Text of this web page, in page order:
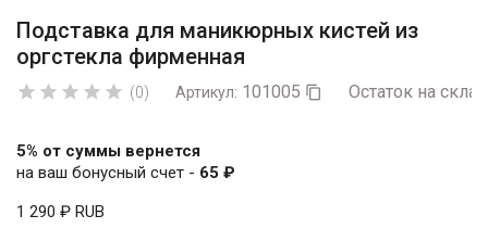
Подставка для маникюрных кистей из
оргстекла фирменная
     (0) Артикул: 101005  Остаток на
5% от суммы вернется
на ваш бонусный счет - 65 ₽
1 290 ₽ RUB